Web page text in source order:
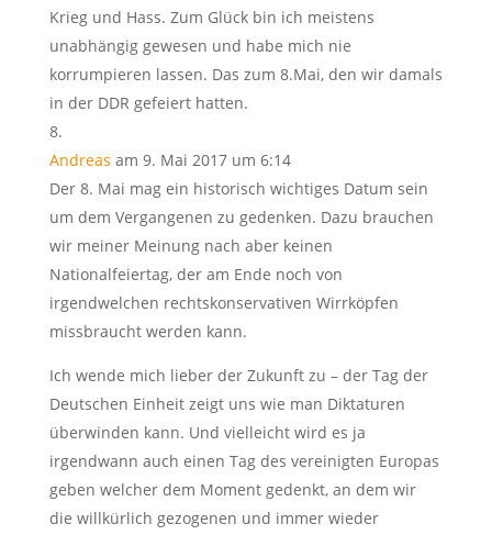
Krieg und Hass. Zum Glück bin ich meistens
unabhängig gewesen und habe mich nie
korrumpieren lassen. Das zum 8.Mai, den wir damals
in der DDR gefeiert hatten.
Andreas am 9. Mai 2017 um 6:14
Der 8. Mai mag ein historisch wichtiges Datum sein
um dem Vergangenen zu gedenken. Dazu brauchen
wir meiner Meinung nach aber keinen
Nationalfeiertag, der am Ende noch von
irgendwelchen rechtskonservativen Wirrköpfen
missbraucht werden kann.
Ich wende mich lieber der Zukunft zu – der Tag der
Deutschen Einheit zeigt uns wie man Diktaturen
überwinden kann. Und vielleicht wird es ja
irgendwann auch einen Tag des vereinigten Europas
geben welcher dem Moment gedenkt, an dem wir
die willkürlich gezogenen und immer wieder